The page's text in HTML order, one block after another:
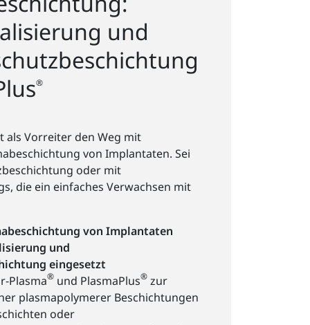
und
®
als Vorreiter den Weg mit
von Implantaten. Sei
oder mit
die ein einfaches Verwachsen mit
von Implantaten
und
eingesetzt
Plasma®und PlasmaPlus®zur
plasmapolymerer Beschichtungen
oder